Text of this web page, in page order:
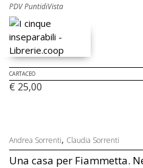
PDV PuntidiVista
CARTACEO
€ 25,00
Andrea Sorrenti, Claudia Sorrenti
Una casa per Fiammetta.